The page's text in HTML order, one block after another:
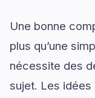
Une bonne
plus qu’une
nécessite des
sujet. Les idées